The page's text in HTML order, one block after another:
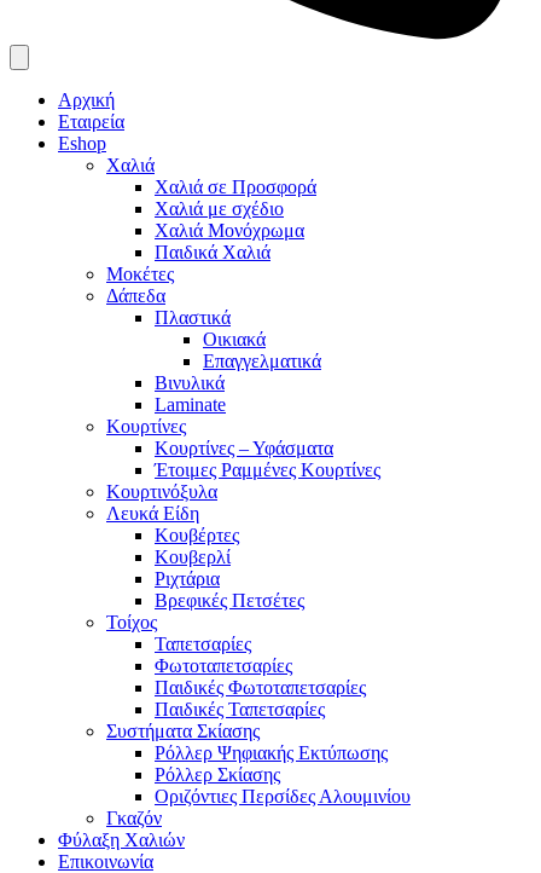
Αρχική
Εταιρεία
Eshop
Χαλιά
Χαλιά σε Προσφορά
Χαλιά με σχέδιο
Χαλιά Μονόχρωμα
Παιδικά Χαλιά
Μοκέτες
Δάπεδα
Πλαστικά
Οικιακά
Επαγγελματικά
Βινυλικά
Laminate
Κουρτίνες
Κουρτίνες – Υφάσματα
Έτοιμες Ραμμένες Κουρτίνες
Κουρτινόξυλα
Λευκά Είδη
Κουβέρτες
Κουβερλί
Ριχτάρια
Βρεφικές Πετσέτες
Τοίχος
Ταπετσαρίες
Φωτοταπετσαρίες
Παιδικές Φωτοταπετσαρίες
Παιδικές Ταπετσαρίες
Συστήματα Σκίασης
Ρόλλερ Ψηφιακής Εκτύπωσης
Ρόλλερ Σκίασης
Οριζόντιες Περσίδες Αλουμινίου
Γκαζόν
Φύλαξη Χαλιών
Επικοινωνία